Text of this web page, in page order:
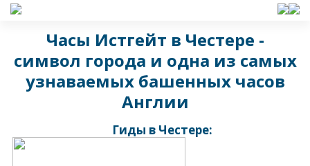
Часы Истгейт в Честере -
символ города и одна из самых
узнаваемых башенных часов
Англии
Гиды в Честере: